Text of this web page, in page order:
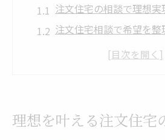
注文住宅の相談で理想実
注文住宅相談で希望を整
プロに聞く注文住宅の適
初めての家づくりで重視すべ
注文住宅相談窓口の正し
理想を叶える注文住宅